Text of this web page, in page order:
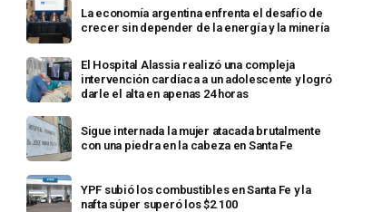
La economía argentina enfrenta el desafío de
crecer sin depender de la energía y la minería
El Hospital Alassia realizó una compleja
intervención cardíaca a un adolescente y logró
darle el alta en apenas 24 horas
Sigue internada la mujer atacada brutalmente
con una piedra en la cabeza en Santa Fe
YPF subió los combustibles en Santa Fe y la
nafta súper superó los $2.100